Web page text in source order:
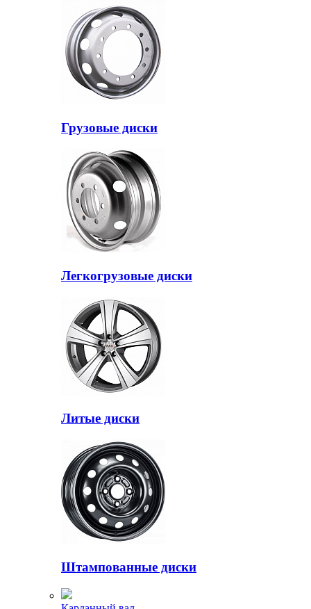
Грузовые диски
Легкогрузовые диски
Литые диски
Штампованные диски